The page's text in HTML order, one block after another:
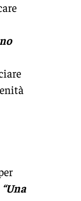
“Una